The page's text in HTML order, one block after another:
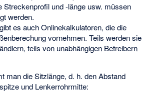
Streckenprofil und -länge usw. müssen
werden.
es auch Onlinekalkulatoren, die die
vornehmen. Teils werden sie
teils von unabhängigen Betreibern
man die Sitzlänge, d. h. den Abstand
und Lenkerrohrmitte: